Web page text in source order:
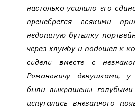
настолько усилило его
пренебрегая всякими
недопитую бутылку
через клумбу и подошел к
сидели вместе с
Романовичу девушками, у
были выкрашены голубыми
испугались внезапного